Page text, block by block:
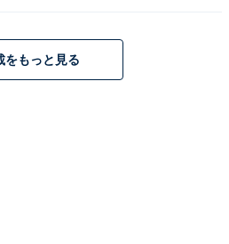
をもっと見る